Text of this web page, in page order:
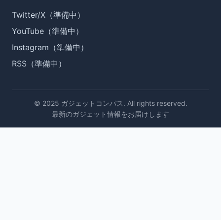
Twitter/X（準備中）
YouTube（準備中）
Instagram（準備中）
RSS（準備中）
© 2025 ガジェットコンパス. All rights reserved.
最新のガジェット情報をお届けします